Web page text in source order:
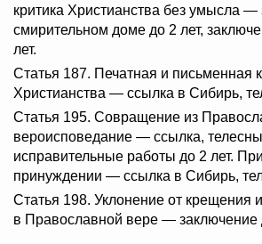
критика Христианства без умысла —
смирительном доме до 2 лет,
лет.
Статья 187. Печатная и письменная
Христианства — ссылка в Сибирь,
Статья 195. Совращение из
вероисповедание — ссылка,
исправительные работы до 2 лет.
принуждении — ссылка в Сибирь,
Статья 198. Уклонение от крещения
в Православной вере — заключение